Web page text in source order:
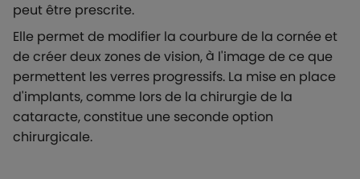
peut être prescrite.
Elle permet de modifier la courbure de la cornée et
de créer deux zones de vision, à l'image de ce que
permettent les verres progressifs. La mise en place
d'implants, comme lors de la chirurgie de la
cataracte, constitue une seconde option
chirurgicale.